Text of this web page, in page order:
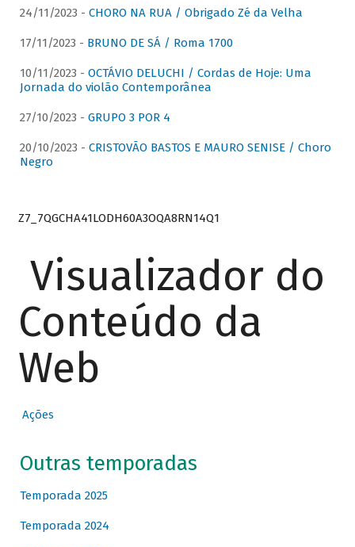
24/11/2023 - CHORO NA RUA / Obrigado Zé da Velha
17/11/2023 - BRUNO DE SÁ / Roma 1700
10/11/2023 - OCTÁVIO DELUCHI / Cordas de Hoje: Uma
Jornada do violão Contemporânea
27/10/2023 - GRUPO 3 POR 4
20/10/2023 - CRISTOVÃO BASTOS E MAURO SENISE / Choro
Negro
Z7_7QGCHA41LODH60A3OQA8RN14Q1
Visualizador do
Conteúdo da
Web
Ações
Outras temporadas
Temporada 2025
Temporada 2024